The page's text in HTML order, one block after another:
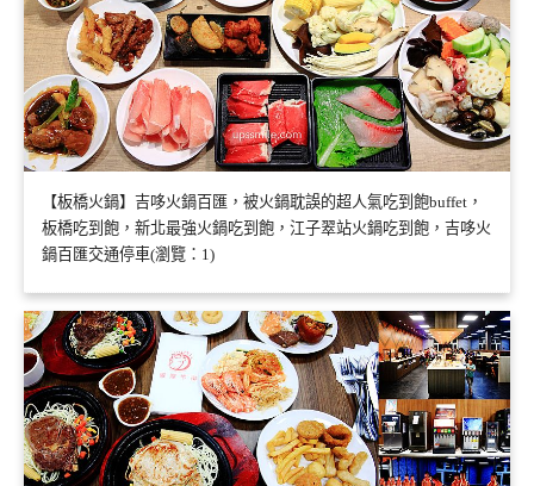
【板橋火鍋】吉哆火鍋百匯，被火鍋耽誤的超人氣吃到飽buffet，
板橋吃到飽，新北最強火鍋吃到飽，江子翠站火鍋吃到飽，吉哆火
鍋百匯交通停車(瀏覽：1)